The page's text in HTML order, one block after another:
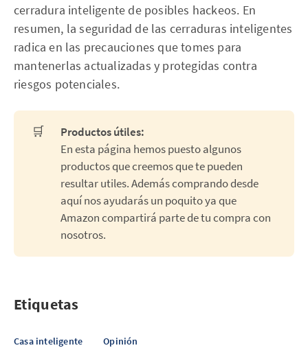
cerradura inteligente de posibles hackeos. En
resumen, la seguridad de las cerraduras inteligentes
radica en las precauciones que tomes para
mantenerlas actualizadas y protegidas contra
riesgos potenciales.
🛒
Productos útiles:
En esta página hemos puesto algunos
productos que creemos que te pueden
resultar utiles. Además comprando desde
aquí nos ayudarás un poquito ya que
Amazon compartirá parte de tu compra con
nosotros.
Etiquetas
Casa inteligente Opinión